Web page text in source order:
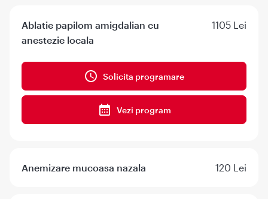
Ablatie papilom amigdalian cu
anestezie locala
1105 Lei
Solicita programare
Vezi program
Anemizare mucoasa nazala 120 Lei